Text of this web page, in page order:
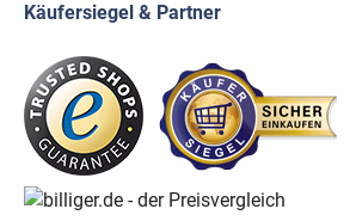
Käufersiegel & Partner